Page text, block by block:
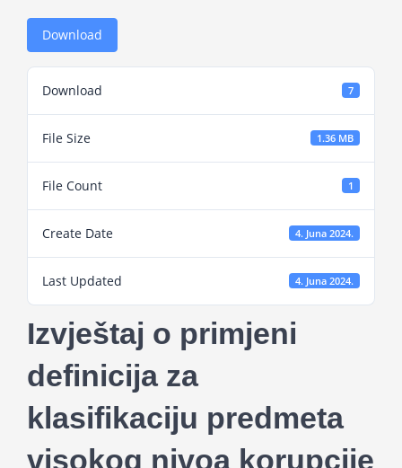
Novosti
for:
Download
Download 7
File Size 1.36 MB
File Count 1
Create Date 4. Juna 2024.
Last Updated 4. Juna 2024.
Izvještaj o primjeni
definicija za
klasifikaciju predmeta
visokog nivoa korupcije